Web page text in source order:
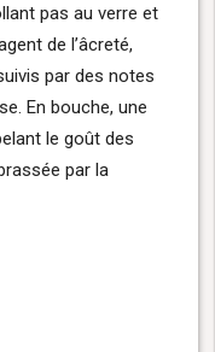
pas au verre et
de l’âcreté,
par des notes
En bouche, une
le goût des
par la